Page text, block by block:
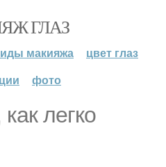
ГЛАЗ
макияжа
цвет глаз
фото
легко